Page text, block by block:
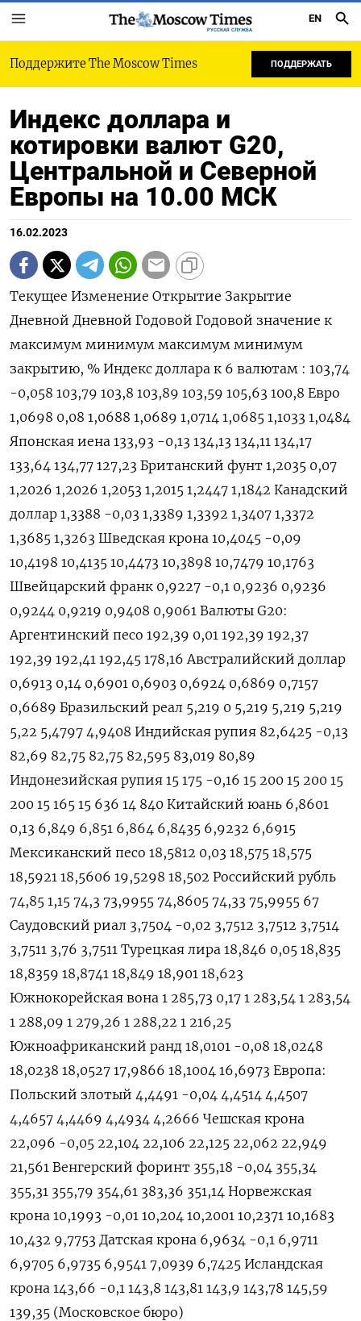
РУССКАЯ СЛУЖБА
EN
Поддержите The Moscow Times ПОДДЕРЖАТЬ
Индекс доллара и
котировки валют G20,
Центральной и Северной
Европы на 10.00 МСК
16.02.2023
Текущее Изменение Открытие Закрытие
Дневной Дневной Годовой Годовой значение к
максимум минимум максимум минимум
закрытию, % Индекс доллара к 6 валютам : 103,74
-0,058 103,79 103,8 103,89 103,59 105,63 100,8 Евро
1,0698 0,08 1,0688 1,0689 1,0714 1,0685 1,1033 1,0484
Японская иена 133,93 -0,13 134,13 134,11 134,17
133,64 134,77 127,23 Британский фунт 1,2035 0,07
1,2026 1,2026 1,2053 1,2015 1,2447 1,1842 Канадский
доллар 1,3388 -0,03 1,3389 1,3392 1,3407 1,3372
1,3685 1,3263 Шведская крона 10,4045 -0,09
10,4198 10,4135 10,4473 10,3898 10,7479 10,1763
Швейцарский франк 0,9227 -0,1 0,9236 0,9236
0,9244 0,9219 0,9408 0,9061 Валюты G20:
Аргентинский песо 192,39 0,01 192,39 192,37
192,39 192,41 192,45 178,16 Австралийский доллар
0,6913 0,14 0,6901 0,6903 0,6924 0,6869 0,7157
0,6689 Бразильский реал 5,219 0 5,219 5,219 5,219
5,22 5,4797 4,9408 Индийская рупия 82,6425 -0,13
82,69 82,75 82,75 82,595 83,019 80,89
Индонезийская рупия 15 175 -0,16 15 200 15 200 15
200 15 165 15 636 14 840 Китайский юань 6,8601
0,13 6,849 6,851 6,864 6,8435 6,9232 6,6915
Мексиканский песо 18,5812 0,03 18,575 18,575
18,5921 18,5606 19,5298 18,502 Российский рубль
74,85 1,15 74,3 73,9955 74,8605 74,33 75,9955 67
Саудовский риал 3,7504 -0,02 3,7512 3,7512 3,7514
3,7511 3,76 3,7511 Турецкая лира 18,846 0,05 18,835
18,8359 18,8741 18,849 18,901 18,623
Южнокорейская вона 1 285,73 0,17 1 283,54 1 283,54
1 288,09 1 279,26 1 288,22 1 216,25
Южноафриканский ранд 18,0101 -0,08 18,0248
18,0238 18,0527 17,9866 18,1004 16,6973 Европа:
Польский злотый 4,4491 -0,04 4,4514 4,4507
4,4657 4,4469 4,4934 4,2666 Чешская крона
22,096 -0,05 22,104 22,106 22,125 22,062 22,949
21,561 Венгерский форинт 355,18 -0,04 355,34
355,31 355,79 354,61 383,36 351,14 Норвежская
крона 10,1993 -0,01 10,204 10,2001 10,2371 10,1683
10,432 9,7753 Датская крона 6,9634 -0,1 6,9711
6,9705 6,9735 6,9541 7,0939 6,7425 Исландская
крона 143,66 -0,1 143,8 143,81 143,9 143,78 145,59
139,35 (Московское бюро)